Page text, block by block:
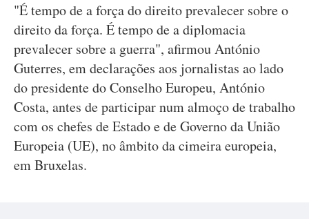
"É tempo de a força do direito prevalecer sobre o
direito da força. É tempo de a diplomacia
prevalecer sobre a guerra", afirmou António
Guterres, em declarações aos jornalistas ao lado
do presidente do Conselho Europeu, António
Costa, antes de participar num almoço de trabalho
com os chefes de Estado e de Governo da União
Europeia (UE), no âmbito da cimeira europeia,
em Bruxelas.